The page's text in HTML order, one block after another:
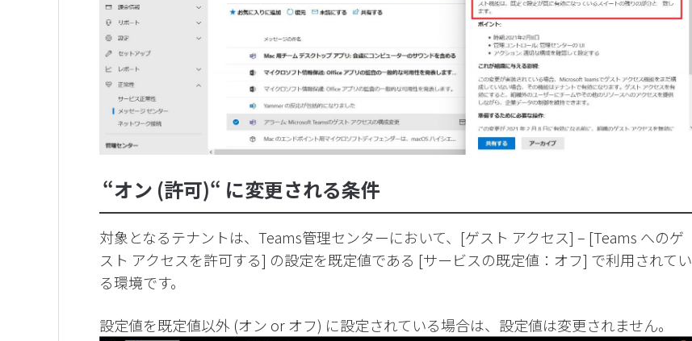
“オン (許可)“ に変更される条件
対象となるテナントは、Teams管理センターにおいて、[ゲスト アクセス] – [Teams へのゲ
スト アクセスを許可する] の設定を既定値である [サービスの既定値：オフ] で利用されてい
る環境です。
設定値を既定値以外 (オン or オフ) に設定されている場合は、設定値は変更されません。